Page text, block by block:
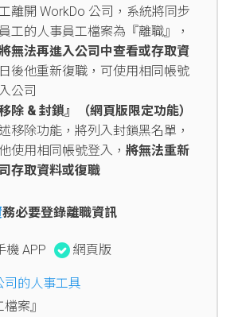
離開 WorkDo 公司，系統將同步
工的人事員工檔案為『離職』，
無法再進入公司中查看或存取資
後他重新復職，可使用相同帳號
公司
除 & 封鎖』（網頁版限定功能）
移除功能，將列入封鎖黑名單，
使用相同帳號登入， 將無法重新
存取資料或復職
務必要登錄離職資訊
機 APP 網頁版
司的人事工具
案』